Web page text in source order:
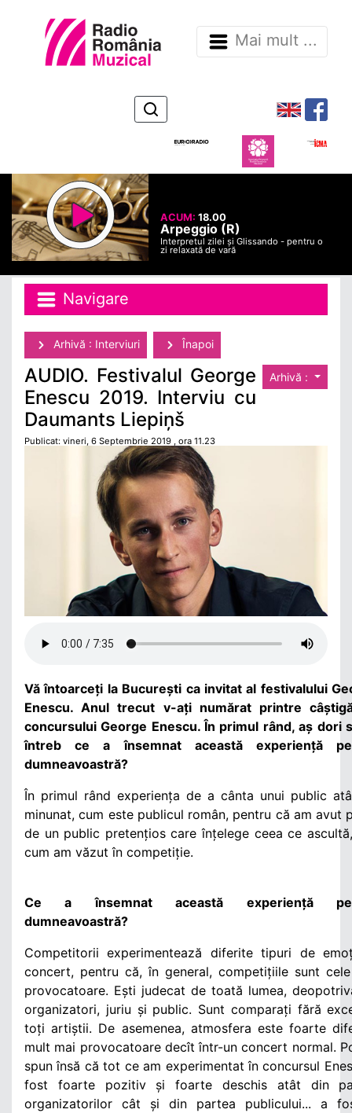
Mai mult ...
ACUM:18.00
Arpeggio (R)
Interpretul zilei și Glissando - pentru o
zi relaxată de vară
Navigare
Arhivă : Interviuri Înapoi
Arhivă :
AUDIO. Festivalul George
Enescu 2019. Interviu cu
Daumants Liepiņš
Publicat: vineri, 6 Septembrie 2019 , ora 11.23
Vă întoarceți la București ca invitat al festivalului
Enescu. Anul trecut v-ați numărat printre
concursului George Enescu. În primul rând, aș dori
întreb ce a însemnat această experiență
dumneavoastră?
În primul rând experiența de a cânta unui public
minunat, cum este publicul român, pentru că am avut
de un public pretențios care înțelege ceea ce
cum am văzut în competiție.
Ce a însemnat această experiență
dumneavoastră?
Competitorii experimentează diferite tipuri de
concert, pentru că, în general, competițiile sunt
provocatoare. Ești judecat de toată lumea,
organizatori, juriu și public. Sunt comparați fără
toți artiștii. De asemenea, atmosfera este foarte
mult mai provocatoare decît într-un concert normal.
spun însă că tot ce am experimentat în concursul
fost foarte pozitiv și foarte deschis atât din
organizatorilor cât și din partea publicului... a